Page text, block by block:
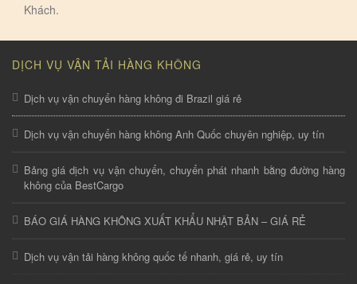
Khách.
DỊCH VỤ VẬN TẢI HÀNG KHÔNG
Dịch vụ vận chuyển hàng không đi Brazil giá rẻ
Dịch vụ vận chuyển hàng không Anh Quốc chuyên nghiệp, uy tín
Bảng giá dịch vụ vận chuyển, chuyển phát nhanh bằng đường hàng
không của BestCargo
BÁO GIÁ HÀNG KHÔNG XUẤT KHẨU NHẬT BẢN – GIÁ RẺ
Dịch vụ vận tải hàng không quốc tế nhanh, giá rẻ, uy tín